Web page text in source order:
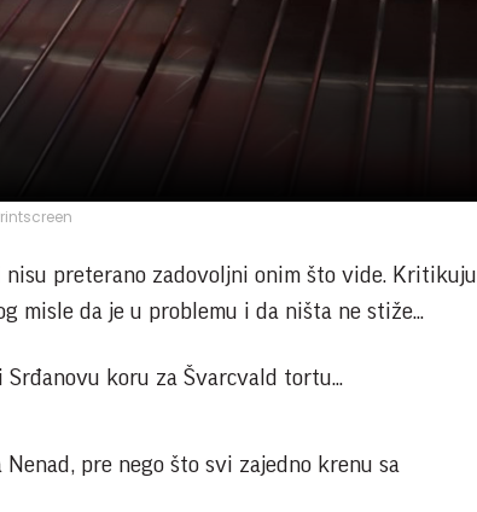
preterano zadovoljni onim što vide. Kritikuju
misle da je u problemu i da ništa ne stiže...
koru za Švarcvald tortu...
pre nego što svi zajedno krenu sa